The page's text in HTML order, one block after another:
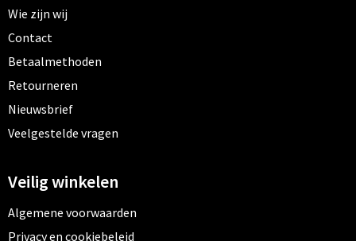
Wie zijn wij
Contact
Betaalmethoden
Retourneren
Nieuwsbrief
Veelgestelde vragen
Veilig winkelen
Algemene voorwaarden
Privacy en cookiebeleid